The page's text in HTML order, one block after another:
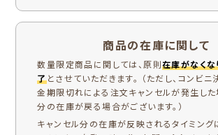
商品の在庫に関して
数量限定商品に関しては、原則在庫がなくな
了とさせていただきます。 （ただし、コンビ
金期限切れによる注文キャンセルが発生した
分の在庫が戻る場合がございます。）
キャンセル分の在庫が反映されるタイミング